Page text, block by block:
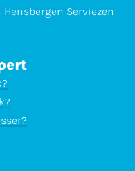
Serviezen